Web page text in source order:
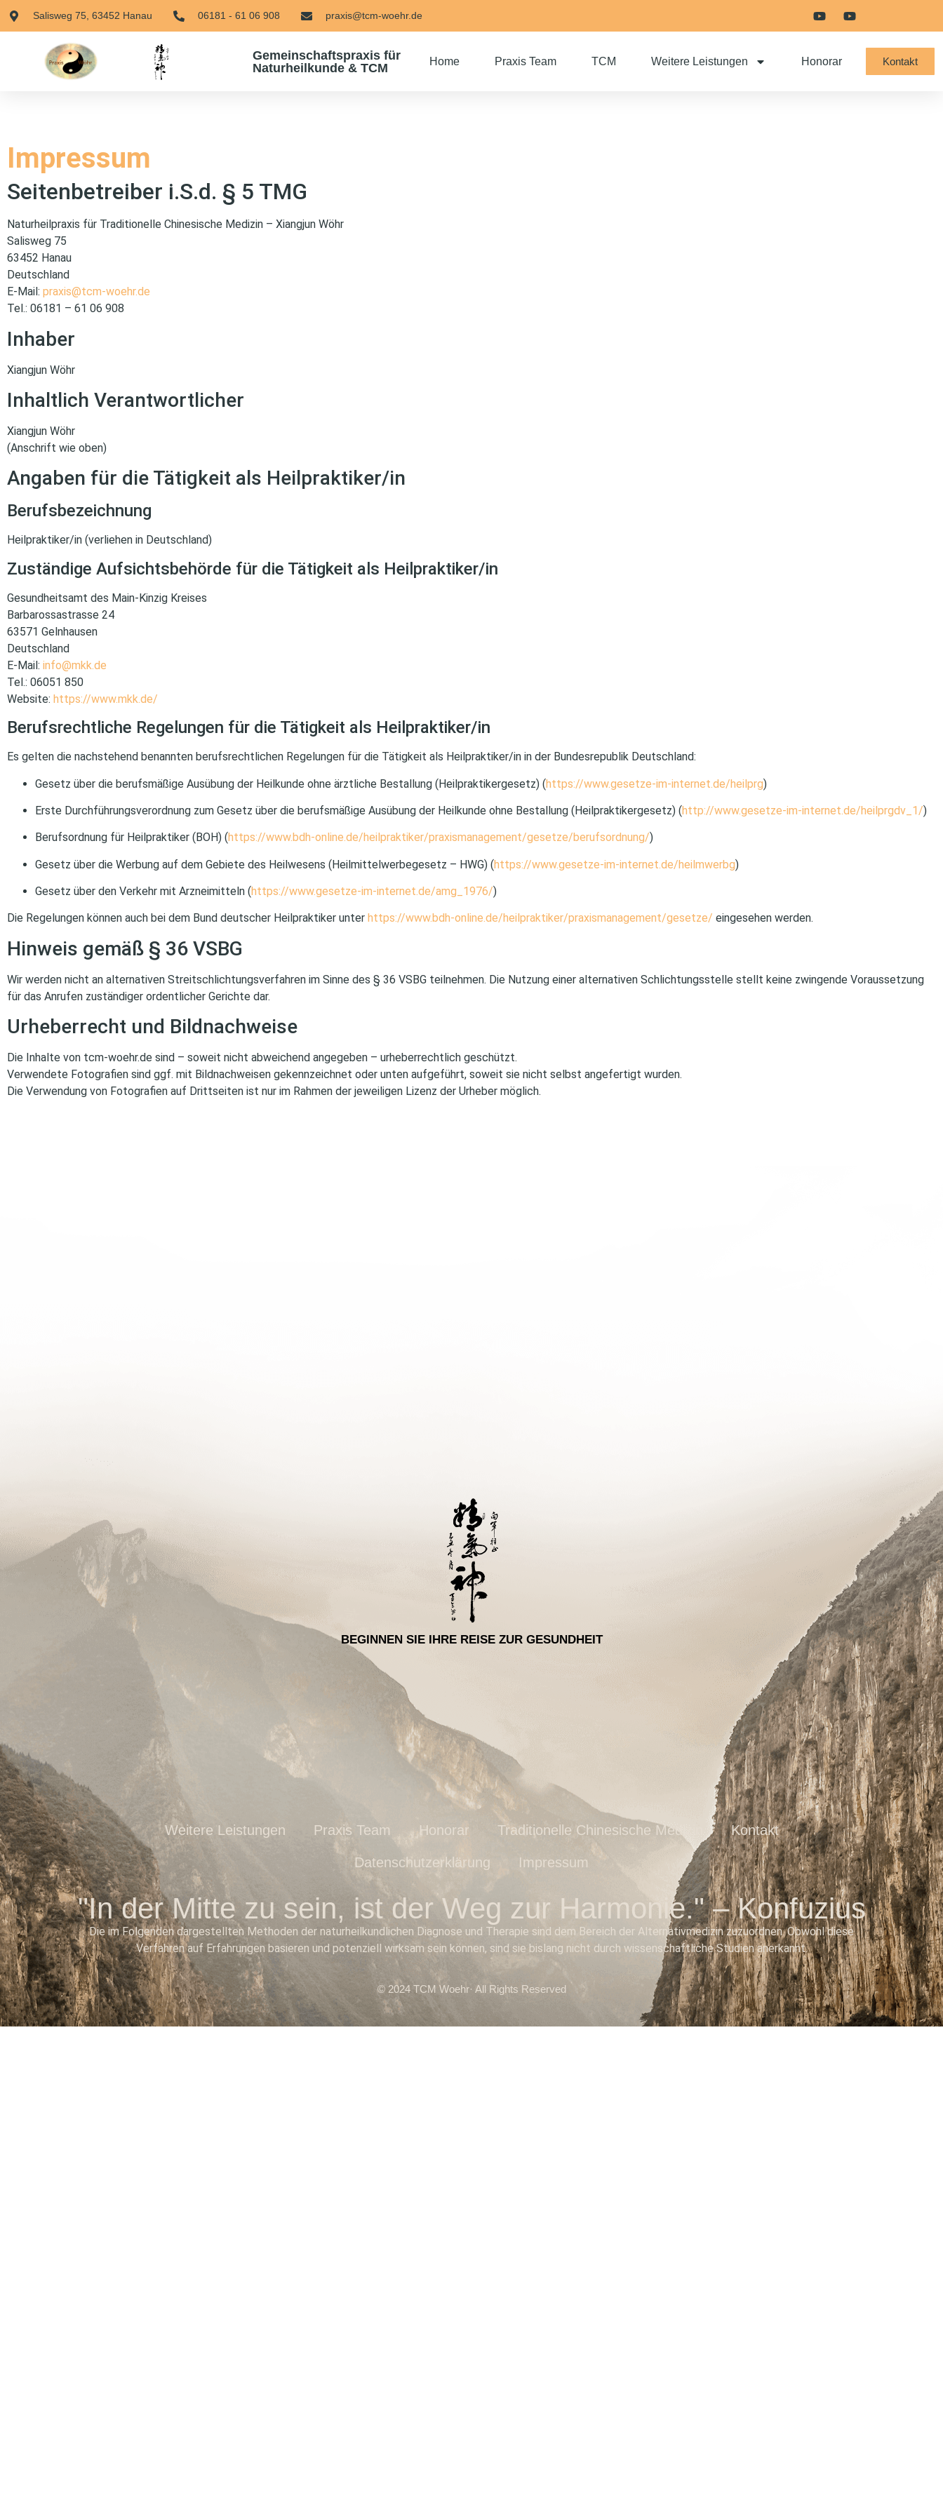
Salisweg 75, 63452 Hanau 06181 - 61 06 908 praxis@tcm-woehr.de
Gemeinschaftspraxis für
Naturheilkunde & TCM
Home Praxis Team TCM Weitere Leistungen Honorar Kontakt
Impressum
Seitenbetreiber i.S.d. § 5 TMG
Naturheilpraxis für Traditionelle Chinesische Medizin – Xiangjun Wöhr
Salisweg 75
63452 Hanau
Deutschland
E-Mail: praxis@tcm-woehr.de
Tel.: 06181 – 61 06 908
Inhaber
Xiangjun Wöhr
Inhaltlich Verantwortlicher
Xiangjun Wöhr
(Anschrift wie oben)
Angaben für die Tätigkeit als Heilpraktiker/in
Berufsbezeichnung
Heilpraktiker/in (verliehen in Deutschland)
Zuständige Aufsichtsbehörde für die Tätigkeit als Heilpraktiker/in
Gesundheitsamt des Main-Kinzig Kreises
Barbarossastrasse 24
63571 Gelnhausen
Deutschland
E-Mail: info@mkk.de
Tel.: 06051 850
Website: https://www.mkk.de/
Berufsrechtliche Regelungen für die Tätigkeit als Heilpraktiker/in
Es gelten die nachstehend benannten berufsrechtlichen Regelungen für die Tätigkeit als Heilpraktiker/in in der Bundesrepublik Deutschland:
Gesetz über die berufsmäßige Ausübung der Heilkunde ohne ärztliche Bestallung (Heilpraktikergesetz) (https://www.gesetze-im-internet.de/heilprg)
Erste Durchführungsverordnung zum Gesetz über die berufsmäßige Ausübung der Heilkunde ohne Bestallung (Heilpraktikergesetz) (http://www.gesetze-im-internet.de/heilprgdv_1/)
Berufsordnung für Heilpraktiker (BOH) (https://www.bdh-online.de/heilpraktiker/praxismanagement/gesetze/berufsordnung/)
Gesetz über die Werbung auf dem Gebiete des Heilwesens (Heilmittelwerbegesetz – HWG) (https://www.gesetze-im-internet.de/heilmwerbg)
Gesetz über den Verkehr mit Arzneimitteln (https://www.gesetze-im-internet.de/amg_1976/)
Die Regelungen können auch bei dem Bund deutscher Heilpraktiker unter https://www.bdh-online.de/heilpraktiker/praxismanagement/gesetze/ eingesehen werden.
Hinweis gemäß § 36 VSBG
Wir werden nicht an alternativen Streitschlichtungsverfahren im Sinne des § 36 VSBG teilnehmen. Die Nutzung einer alternativen Schlichtungsstelle stellt keine zwingende Voraussetzung
für das Anrufen zuständiger ordentlicher Gerichte dar.
Urheberrecht und Bildnachweise
Die Inhalte von tcm-woehr.de sind – soweit nicht abweichend angegeben – urheberrechtlich geschützt.
Verwendete Fotografien sind ggf. mit Bildnachweisen gekennzeichnet oder unten aufgeführt, soweit sie nicht selbst angefertigt wurden.
Die Verwendung von Fotografien auf Drittseiten ist nur im Rahmen der jeweiligen Lizenz der Urheber möglich.
BEGINNEN SIE IHRE REISE ZUR GESUNDHEIT
Weitere Leistungen Praxis Team Honorar Traditionelle Chinesische Medizin Kontakt
Datenschutzerklärung Impressum
"In der Mitte zu sein, ist der Weg zur Harmonie." – Konfuzius
Die im Folgenden dargestellten Methoden der naturheilkundlichen Diagnose und Therapie sind dem Bereich der Alternativmedizin zuzuordnen. Obwohl diese
Verfahren auf Erfahrungen basieren und potenziell wirksam sein können, sind sie bislang nicht durch wissenschaftliche Studien anerkannt.
© 2024 TCM Woehr· All Rights Reserved